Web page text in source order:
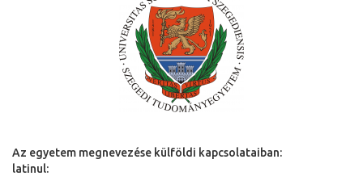
Az egyetem megnevezése külföldi kapcsolataiban:
latinul: